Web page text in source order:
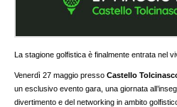
La stagione golfistica è finalmente entrata nel
Venerdì 27 maggio pressoCastello
un esclusivo evento gara, una giornata
divertimento e del networking in ambito